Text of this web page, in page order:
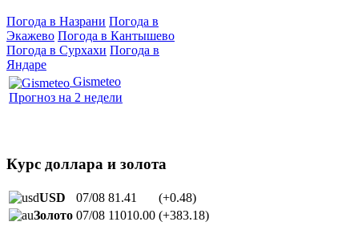
Погода в Назрани Погода в
Экажево Погода в Кантышево
Погода в Сурхахи Погода в
Яндаре
Gismeteo
Прогноз на 2 недели
Курс доллара и золота
USD 07/08 81.41
(+0.48)
Золото 07/08 11010.00 (+383.18)